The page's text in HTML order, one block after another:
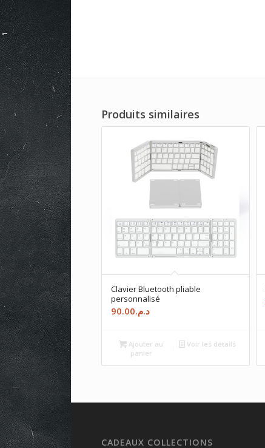
Produits similaires
Clavier Bluetooth pliable
personnalisé
د.م.90.00
Ajouter au
panier
Voir les détails
CADEAUX COLLECTIONS